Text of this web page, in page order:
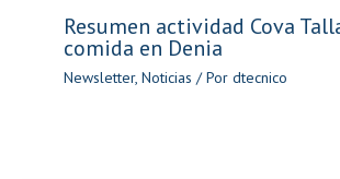
Resumen actividad Cova
comida en Denia
Newsletter, Noticias / Por dtecnico